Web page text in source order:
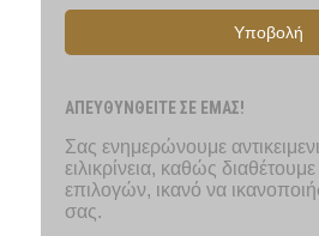
Υποβολή
ΑΠΕΥΘΥΝΘΕΙΤΕ ΣΕ ΕΜΑΣ!
Σας ενημερώνουμε
ειλικρίνεια, καθώς
επιλογών, ικανό να
σας.